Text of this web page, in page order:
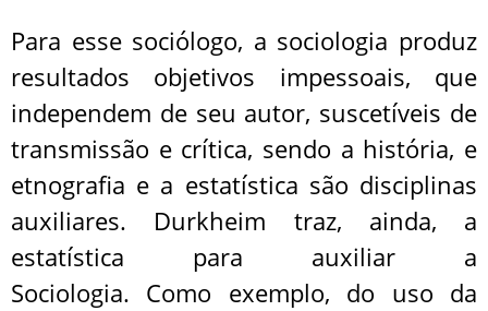
Para esse sociólogo, a sociologia produz
resultados objetivos impessoais, que
independem de seu autor, suscetíveis de
transmissão e crítica, sendo a história, e
etnografia e a estatística são disciplinas
auxiliares. Durkheim traz, ainda, a
estatística para auxiliar a
Sociologia. Como exemplo, do uso da